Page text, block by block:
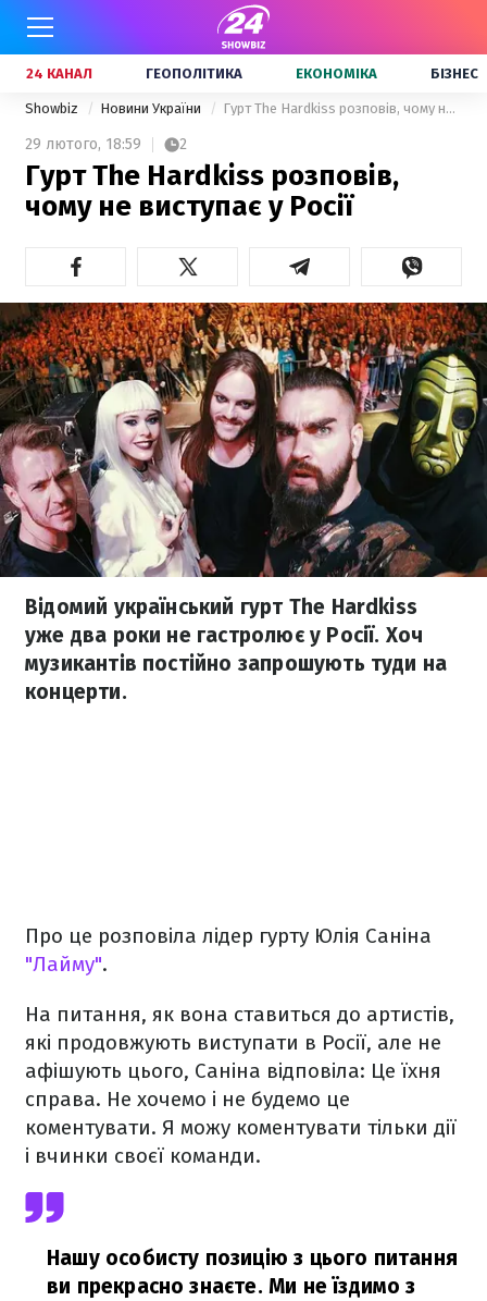
24 КАНАЛ ГЕОПОЛІТИКА ЕКОНОМІКА БІЗНЕС
Showbiz Новини України Гурт The Hardkiss розповів, чому не виступає у Росії
29 лютого, 18:59 2
Гурт The Hardkiss розповів,
чому не виступає у Росії
Відомий український гурт The Hardkiss
уже два роки не гастролює у Росії. Хоч
музикантів постійно запрошують туди на
концерти.
Про це розповіла лідер гурту Юлія Саніна
"Лайму".
На питання, як вона ставиться до артистів,
які продовжують виступати в Росії, але не
афішують цього, Саніна відповіла: Це їхня
справа. Не хочемо і не будемо це
коментувати. Я можу коментувати тільки дії
і вчинки своєї команди.
Нашу особисту позицію з цього питання
ви прекрасно знаєте. Ми не їздимо з